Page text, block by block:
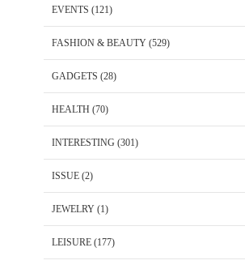
EVENTS (121)
FASHION & BEAUTY (529)
GADGETS (28)
HEALTH (70)
INTERESTING (301)
ISSUE (2)
JEWELRY (1)
LEISURE (177)